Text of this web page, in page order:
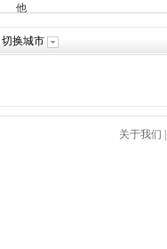
他
切换城市
关于我们